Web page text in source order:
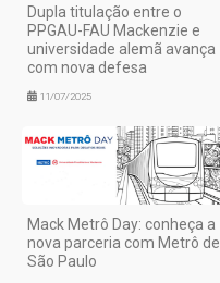
Dupla titulação entre o
PPGAU-FAU Mackenzie e
universidade alemã avança
com nova defesa
11/07/2025
Mack Metrô Day: conheça a
nova parceria com Metrô de
São Paulo